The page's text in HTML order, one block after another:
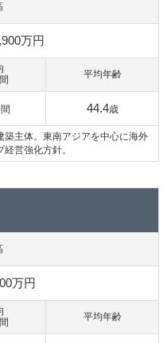
万円
平均年齢
44.4歳
築主体。東南アジアを中心に海外
営強化方針。
万円
平均年齢